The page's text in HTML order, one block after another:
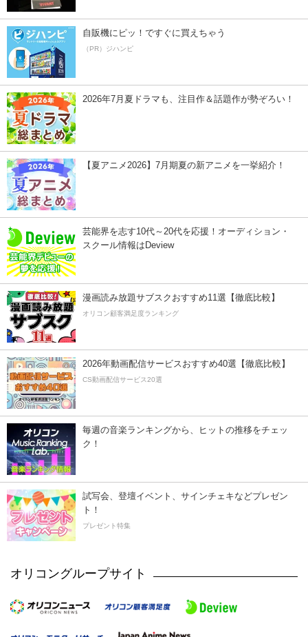
自販機にピッ！ですぐに買えちゃう
（PR）ジハンピ
2026年7月夏ドラマも、注目作＆話題作が勢ぞろい！
【夏アニメ2026】7月期夏の新アニメを一挙紹介！
芸能界を志す10代～20代を応援！オーディション・
スクール情報はDeview
漫画読み放題サブスクおすすめ11選【徹底比較】
オリコン顧客満足度ランキング
2026年動画配信サービスおすすめ40選【徹底比較】
CS動画配信サービス20選
毎週の音楽ランキングから、ヒットの推移をチェッ
ク！
試写会、登壇イベント、サインチェキなどプレゼン
ト！
プレゼント特集
オリコングループサイト